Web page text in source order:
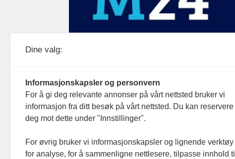
Dine valg:
Informasjonskapsler og personvern
For å gi deg relevante annonser på vårt nettsted bruker vi
informasjon fra ditt besøk på vårt nettsted. Du kan reservere
deg mot dette under "Innstillinger".
For øvrig bruker vi informasjonskapsler og lignende verktøy
for analyse, for å sammenligne nettlesere, tilpasse innhold til